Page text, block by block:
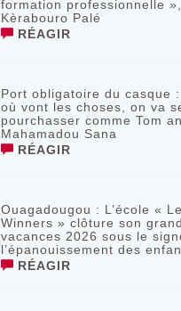
formation professionnelle
Kèrabouro Palé
RÉAGIR
Port obligatoire du casque :
où vont les choses, on va
pourchasser comme Tom
Mahamadou Sana
RÉAGIR
Ouagadougou : L’école «
Winners » clôture son
vacances 2026 sous le
l’épanouissement des
RÉAGIR